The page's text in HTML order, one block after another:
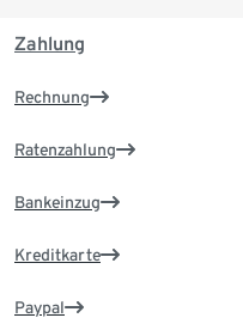
Zahlung
Rechnung
Ratenzahlung
Bankeinzug
Kreditkarte
Paypal